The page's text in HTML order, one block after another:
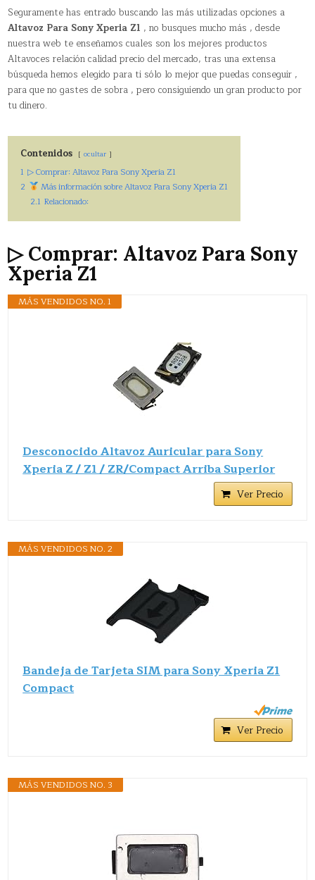
Seguramente has entrado buscando las más utilizadas opciones a
Altavoz Para Sony Xperia Z1 , no busques mucho más , desde
nuestra web te enseñamos cuales son los mejores productos
Altavoces relación calidad precio del mercado, tras una extensa
búsqueda hemos elegido para ti sólo lo mejor que puedas conseguir ,
para que no gastes de sobra , pero consiguiendo un gran producto por
tu dinero.
Contenidos ocultar
1 ▷ Comprar: Altavoz Para Sony Xperia Z1
2
Más información sobre Altavoz Para Sony Xperia Z1
2.1 Relacionado:
▷ Comprar: Altavoz Para Sony
Xperia Z1
MÁS VENDIDOS NO. 1
Desconocido Altavoz Auricular para Sony
Xperia Z / Z1 / ZR/Compact Arriba Superior
Ver Precio
MÁS VENDIDOS NO. 2
Bandeja de Tarjeta SIM para Sony Xperia Z1
Compact
Ver Precio
MÁS VENDIDOS NO. 3